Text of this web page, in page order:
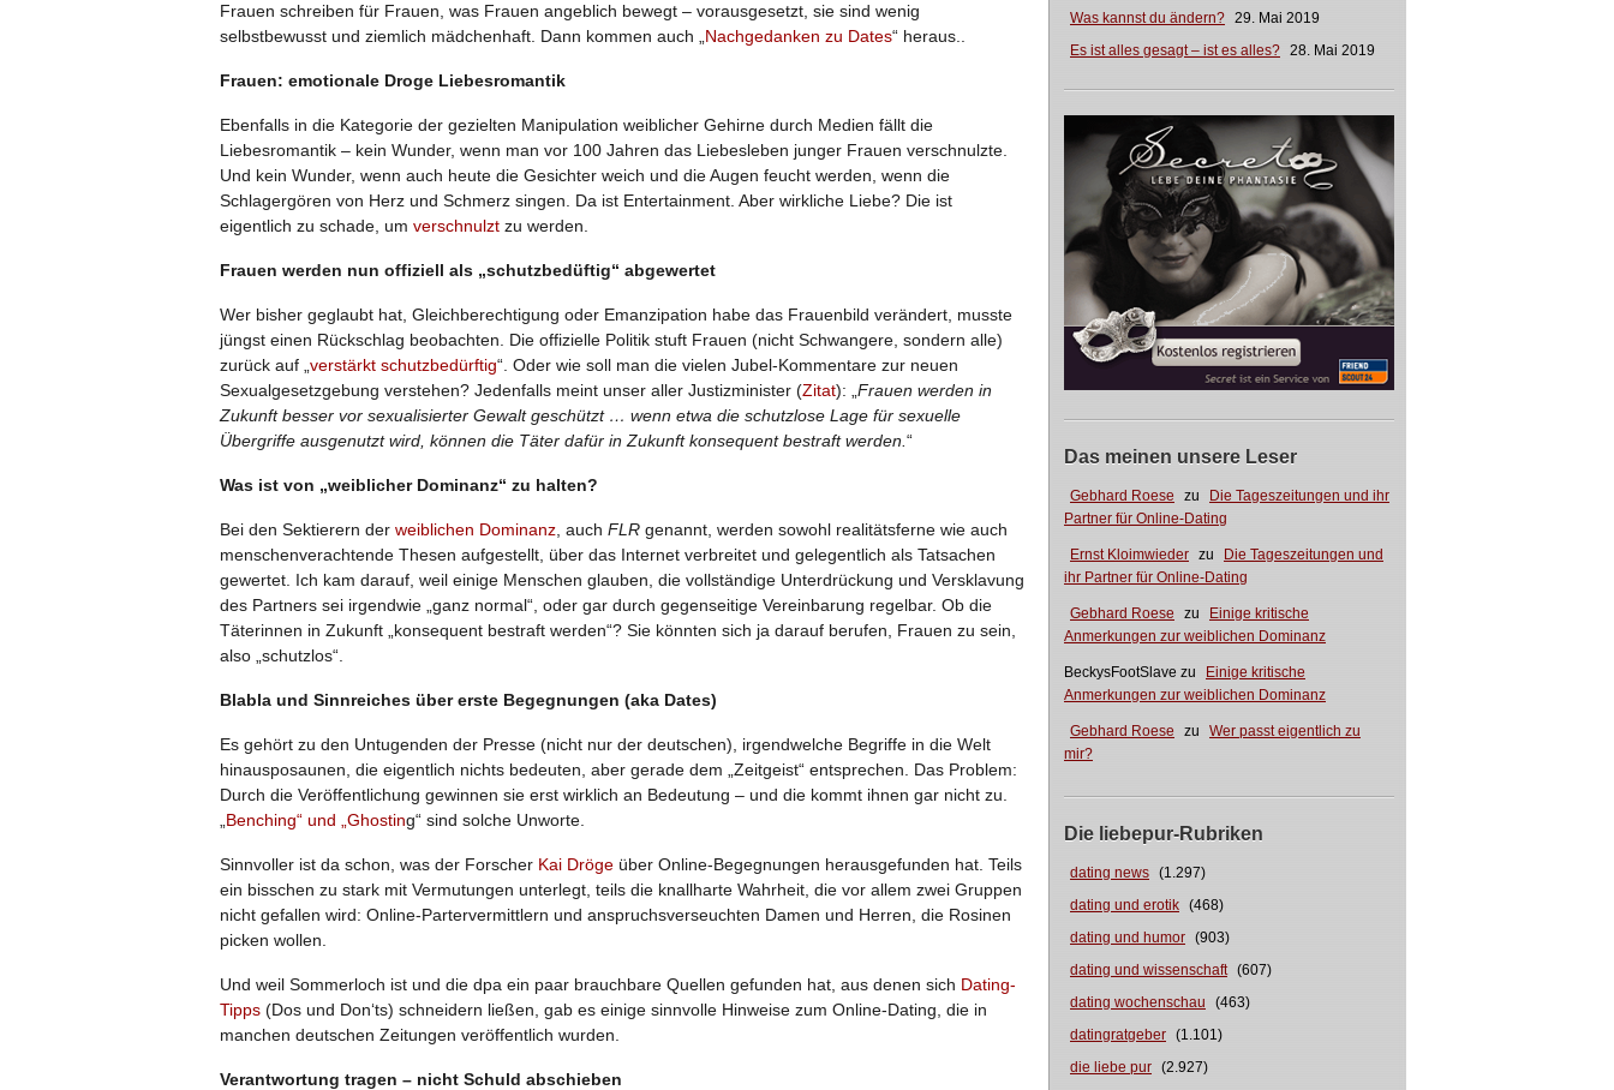
Was kannst du ändern? 29. Mai 2019
Es ist alles gesagt – ist es alles? 28. Mai 2019
Das meinen unsere Leser
Gebhard Roese zu
Die Tageszeitungen und ihr
Partner für Online-Dating
Ernst Kloimwieder zu
Die Tageszeitungen und
ihr Partner für Online-Dating
Gebhard Roese zu
Einige kritische
Anmerkungen zur weiblichen Dominanz
BeckysFootSlave zu
Einige kritische
Anmerkungen zur weiblichen Dominanz
Gebhard Roese zu
Wer passt eigentlich zu
mir?
Die liebepur-Rubriken
dating news (1.297)
dating und erotik (468)
dating und humor (903)
dating und wissenschaft (607)
dating wochenschau
(463)
datingratgeber (1.101)
die liebe pur (2.927)
Frauen schreiben für Frauen, was Frauen angeblich bewegt – vorausgesetzt, sie sind wenig
selbstbewusst und ziemlich mädchenhaft. Dann kommen auch „ Nachgedanken zu Dates“ heraus..
Frauen: emotionale Droge Liebesromantik
Ebenfalls in die Kategorie der gezielten Manipulation weiblicher Gehirne durch Medien fällt die
Liebesromantik – kein Wunder, wenn man vor 100 Jahren das Liebesleben junger Frauen verschnulzte.
Und kein Wunder, wenn auch heute die Gesichter weich und die Augen feucht werden, wenn die
Schlagergören von Herz und Schmerz singen. Da ist Entertainment. Aber wirkliche Liebe? Die ist
eigentlich zu schade, um verschnulzt zu werden.
Frauen werden nun offiziell als „schutzbedüftig“ abgewertet
Wer bisher geglaubt hat, Gleichberechtigung oder Emanzipation habe das Frauenbild verändert, musste
jüngst einen Rückschlag beobachten. Die offizielle Politik stuft Frauen (nicht Schwangere, sondern alle)
zurück auf „ verstärkt schutzbedürftig“. Oder wie soll man die vielen Jubel-Kommentare zur neuen
Sexualgesetzgebung verstehen? Jedenfalls meint unser aller Justizminister (Zitat): „ Frauen werden in
Zukunft besser vor sexualisierter Gewalt geschützt … wenn etwa die schutzlose Lage für sexuelle
Übergriffe ausgenutzt wird, können die Täter dafür in Zukunft konsequent bestraft werden. “
Was ist von „weiblicher Dominanz“ zu halten?
Bei den Sektierern der weiblichen Dominanz , auch FLR genannt, werden sowohl realitätsferne wie auch
menschenverachtende Thesen aufgestellt, über das Internet verbreitet und gelegentlich als Tatsachen
gewertet. Ich kam darauf, weil einige Menschen glauben, die vollständige Unterdrückung und Versklavung
des Partners sei irgendwie „ganz normal“, oder gar durch gegenseitige Vereinbarung regelbar. Ob die
Täterinnen in Zukunft „konsequent bestraft werden“? Sie könnten sich ja darauf berufen, Frauen zu sein,
also „schutzlos“.
Blabla und Sinnreiches über erste Begegnungen (aka Dates)
Es gehört zu den Untugenden der Presse (nicht nur der deutschen), irgendwelche Begriffe in die Welt
hinausposaunen, die eigentlich nichts bedeuten, aber gerade dem „Zeitgeist“ entsprechen. Das Problem:
Durch die Veröffentlichung gewinnen sie erst wirklich an Bedeutung – und die kommt ihnen gar nicht zu.
Benching“ und „Ghosting“ sind solche Unworte.
Sinnvoller ist da schon, was der Forscher Kai Dröge über Online-Begegnungen herausgefunden hat. Teils
ein bisschen zu stark mit Vermutungen unterlegt, teils die knallharte Wahrheit, die vor allem zwei Gruppen
nicht gefallen wird: Online-Partervermittlern und anspruchsverseuchten Damen und Herren, die Rosinen
picken wollen.
Und weil Sommerloch ist und die dpa ein paar brauchbare Quellen gefunden hat, aus denen sich Dating-
Tipps (Dos und Don‘ts) schneidern ließen, gab es einige sinnvolle Hinweise zum Online-Dating, die in
manchen deutschen Zeitungen veröffentlich wurden.
Verantwortung tragen – nicht Schuld abschieben